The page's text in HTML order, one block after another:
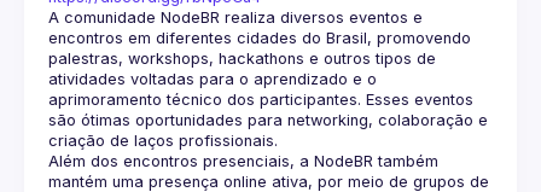
A comunidade NodeBR realiza diversos eventos e
encontros em diferentes cidades do Brasil, promovendo
palestras, workshops, hackathons e outros tipos de
atividades voltadas para o aprendizado e o
aprimoramento técnico dos participantes. Esses eventos
são ótimas oportunidades para networking, colaboração e
Além dos encontros presenciais, a NodeBR também
mantém uma presença online ativa, por meio de grupos de